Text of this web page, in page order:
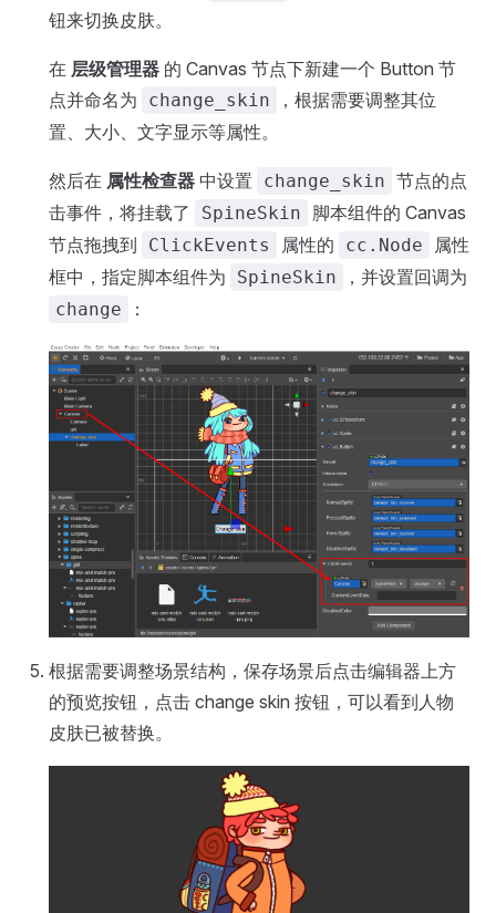
钮来切换皮肤。
在 层级管理器 的 Canvas 节点下新建一个 Button 节
点并命名为
change_skin
，根据需要调整其位
置、大小、文字显示等属性。
然后在 属性检查器 中设置 change_skin 节点的点
击事件，将挂载了
SpineSkin
脚本组件的 Canvas
节点拖拽到
ClickEvents 属性的 cc.Node
属性
框中，指定脚本组件为
SpineSkin ，并设置回调为
change ：
根据需要调整场景结构，保存场景后点击编辑器上方
的预览按钮，点击 change skin 按钮，可以看到人物
皮肤已被替换。